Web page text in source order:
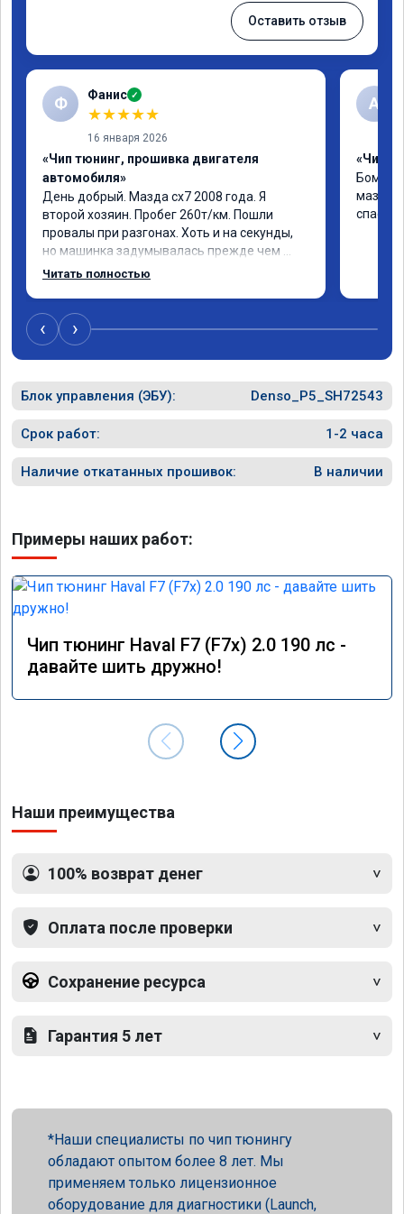
Оставить отзыв
Ф Фанис ✓
★★★★★
16 января 2026
«Чип тюнинг, прошивка двигателя
автомобиля»
День добрый. Мазда сх7 2008 года. Я
второй хозяин. Пробег 260т/км. Пошли
провалы при разгонах. Хоть и на секунды,
но машинка задумывалась прежде чем
разогнаться. Года 4 назад удалял
людьми, решил всё таки сделать
перепрошивку. Увидел в авито ваше
объявление и решил обратиться к вам за
в работу. Знают своё дело. По времени 1,5
часа длилась процедура. Цена конечно
отличается от заявленной. Но результатом
я доволен. Машинка не едет, а летит прям.
Парням благодарность!!!!
Читать полностью
А
«Чип
Бомба
мазду
‹ ›
Блок управления (ЭБУ): Denso_P5_SH72543
Срок работ: 1-2 часа
Наличие откатанных прошивок: В наличии
Примеры наших работ:
Чип тюнинг Haval F7 (F7x) 2.0 190 лс -
давайте шить дружно!
Наши преимущества
100% возврат денег
Оплата после проверки
Сохранение ресурса
Гарантия 5 лет
Наши специалисты по чип тюнингу
обладают опытом более 8 лет. Мы
применяем только лицензионное
оборудование для диагностики (Launch,